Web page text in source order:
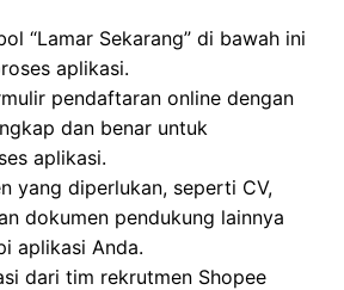
“Lamar Sekarang” di bawah ini
aplikasi.
pendaftaran online dengan
dan benar untuk
aplikasi.
yang diperlukan, seperti CV,
dokumen pendukung lainnya
aplikasi Anda.
dari tim rekrutmen Shopee